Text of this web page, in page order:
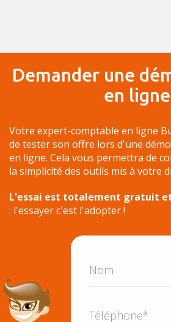
Demander une
en ligne
Votre expert-comptable en ligne
de tester son offre lors d'une
en ligne. Cela vous permettra de
la simplicité des outils mis à votre
L'essai est totalement gratuit
: l'essayer c'est l'adopter !